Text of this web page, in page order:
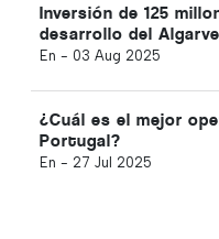
Inversión de 125
desarrollo del Algarve
En - 03 Aug 2025
¿Cuál es el mejor
Portugal?
En - 27 Jul 2025